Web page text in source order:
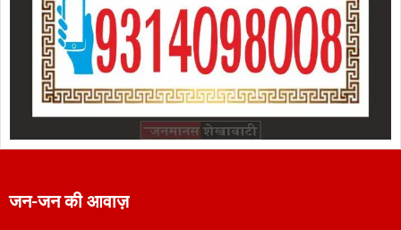
जन-जन की आवाज़